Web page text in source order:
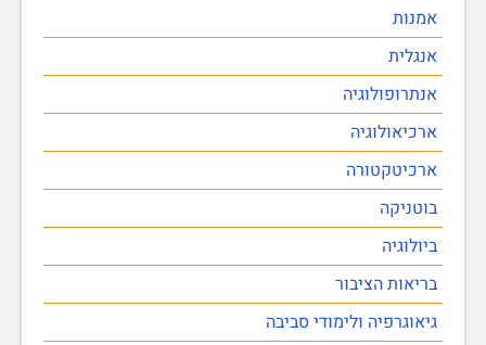
אמנות
אנגלית
אנתרופולוגיה
ארכיאולוגיה
ארכיטקטורה
בוטניקה
ביולוגיה
בריאות הציבור
גיאוגרפיה ולימודי סביבה